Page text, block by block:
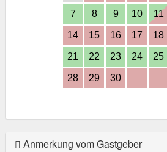
7 8 9 10 11
14 15 16 17 18
21 22 23 24 25
28 29 30
Anmerkung vom Gastgeber